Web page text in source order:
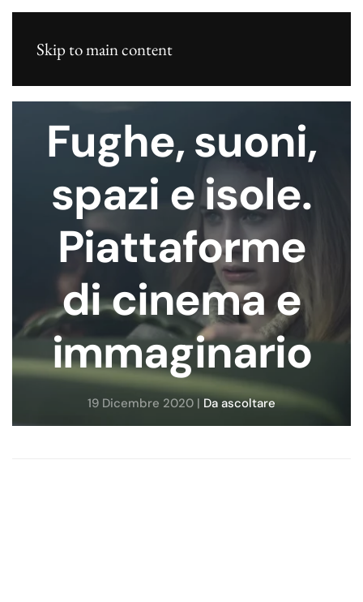
Skip to main content
Fughe, suoni,
spazi e isole.
Piattaforme
di cinema e
immaginario
19 Dicembre 2020 | Da ascoltare